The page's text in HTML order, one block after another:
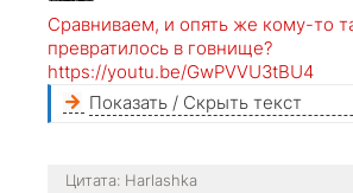
Сравниваем, и опять же кому-то
превратилось в говнище?
https://youtu.be/GwPVVU3tBU4
Показать / Скрыть текст
Цитата: Harlashka